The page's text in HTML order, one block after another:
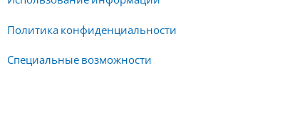
Политика конфиденциальности
Специальные возможности